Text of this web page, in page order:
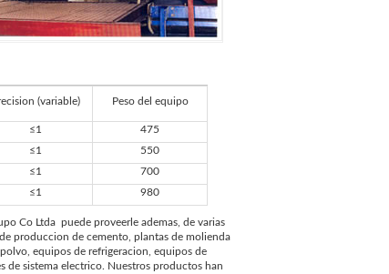
(variable) Peso del equipo
≤1
475
≤1
550
≤1
700
≤1 980
Co Ltda puede proveerle ademas, de varias
produccion de cemento, plantas de molienda
equipos de refrigeracion, equipos de
de sistema electrico. Nuestros productos han